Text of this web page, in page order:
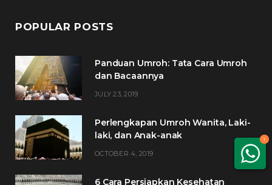
1
POPULAR POSTS
Panduan Umroh: Tata Cara Umroh
dan Bacaannya
JULY 23, 2019
Perlengkapan Umroh Wanita, Laki-
laki, dan Anak-anak
OCTOBER 4, 2019
6 Cara Persiapkan Kesehatan